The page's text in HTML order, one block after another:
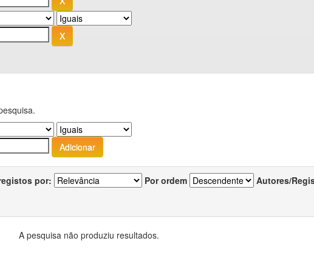
por: Por ordem Autores/
A pesquisa não produziu resultados.